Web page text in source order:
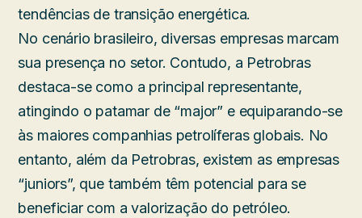
tendências de transição energética.
No cenário brasileiro, diversas empresas marcam
sua presença no setor. Contudo, a Petrobras
destaca-se como a principal representante,
atingindo o patamar de “major” e equiparando-se
às maiores companhias petrolíferas globais. No
entanto, além da Petrobras, existem as empresas
“juniors”, que também têm potencial para se
beneficiar com a valorização do petróleo.